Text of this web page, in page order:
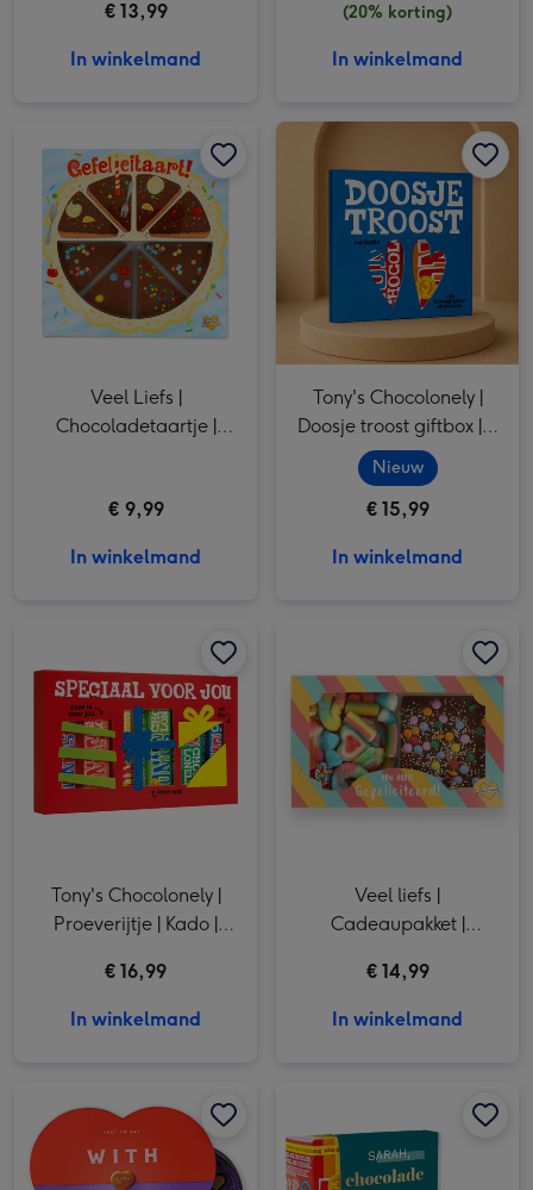
€ 13,99
In winkelmand
(20% korting)
In winkelmand
Veel Liefs | Chocoladetaartje | Gefelicitaart! afbeelding 2
Veel Liefs |
Chocoladetaartje |
€ 9,99
In winkelmand
Tony's Chocolonely |
Doosje troost giftbox | 2
repen
Nieuw
€ 15,99
In winkelmand
Tony's Chocolonely |
Proeverijtje | Kado |
€ 16,99
In winkelmand
Veel liefs |
Cadeaupakket |
€ 14,99
In winkelmand